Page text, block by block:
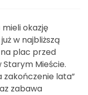
okazję
w najbliższą
plac przed
Starym Mieście.
lata”
zabawa